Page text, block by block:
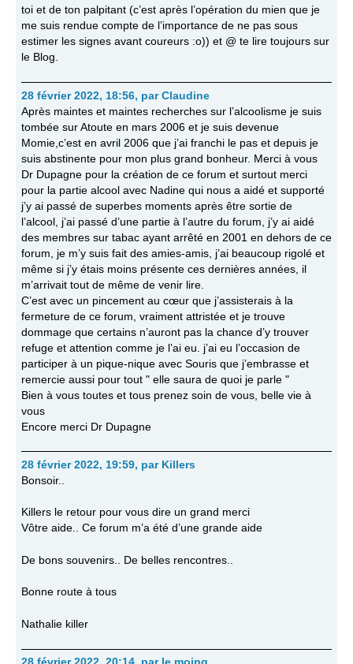
toi et de ton palpitant (c’est après l’opération du mien que je
me suis rendue compte de l’importance de ne pas sous
estimer les signes avant coureurs :o)) et @ te lire toujours sur
le Blog.
28 février 2022, 18:56, par Claudine
Après maintes et maintes recherches sur l’alcoolisme je suis
tombée sur Atoute en mars 2006 et je suis devenue
Momie,c’est en avril 2006 que j’ai franchi le pas et depuis je
suis abstinente pour mon plus grand bonheur. Merci à vous
Dr Dupagne pour la création de ce forum et surtout merci
pour la partie alcool avec Nadine qui nous a aidé et supporté
j’y ai passé de superbes moments après être sortie de
l’alcool, j’ai passé d’une partie à l’autre du forum, j’y ai aidé
des membres sur tabac ayant arrêté en 2001 en dehors de ce
forum, je m’y suis fait des amies-amis, j’ai beaucoup rigolé et
même si j’y étais moins présente ces dernières années, il
m’arrivait tout de même de venir lire.
C’est avec un pincement au cœur que j’assisterais à la
fermeture de ce forum, vraiment attristée et je trouve
dommage que certains n’auront pas la chance d’y trouver
refuge et attention comme je l’ai eu. j’ai eu l’occasion de
participer à un pique-nique avec Souris que j’embrasse et
remercie aussi pour tout " elle saura de quoi je parle "
Bien à vous toutes et tous prenez soin de vous, belle vie à
vous
Encore merci Dr Dupagne
28 février 2022, 19:59, par Killers
Bonsoir..
Killers le retour pour vous dire un grand merci
Vôtre aide.. Ce forum m’a été d’une grande aide
De bons souvenirs.. De belles rencontres..
Bonne route à tous
Nathalie killer